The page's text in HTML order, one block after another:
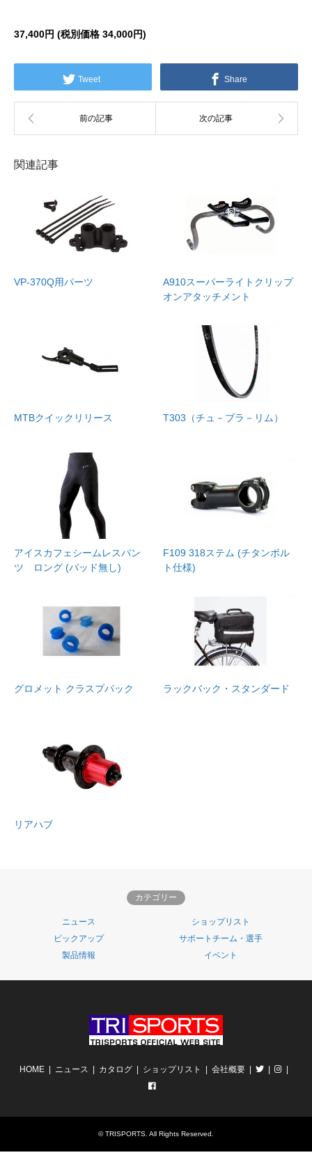
37,400円 (税別価格 34,000円)
Tweet Share
関連記事
VP-370Q用パーツ
A910スーパーライトクリップ
オンアタッチメント
MTBクイックリリース T303（チュ－ブラ－リム）
アイスカフェシームレスパン
ツ ロング (パッド無し)
F109 318ステム (チタンボル
ト仕様)
グロメット クラスプパック ラックバック・スタンダード
リアハブ
カテゴリー
ニュース
ショップリスト
ピックアップ
サポートチーム・選手
製品情報
イベント
HOME ニュース カタログ ショップリスト 会社概要
©TRISPORTS . All Rights Reserved.